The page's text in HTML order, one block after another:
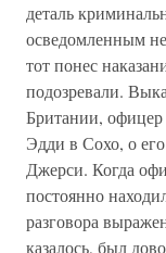
деталь
осведомленным
тот понес
подозревали.
Британии,
Эдди в Сохо, о
Джерси. Когда
постоянно
разговора
казалось, был